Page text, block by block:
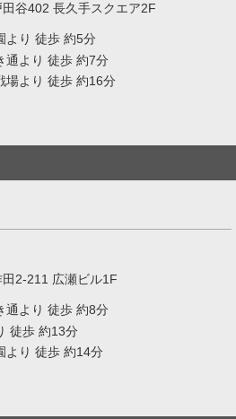
谷402 長久手スクエア2F
より 徒歩 約5分
通より 徒歩 約7分
場より 徒歩 約16分
2-211 広瀬ビル1F
通より 徒歩 約8分
徒歩 約13分
より 徒歩 約14分